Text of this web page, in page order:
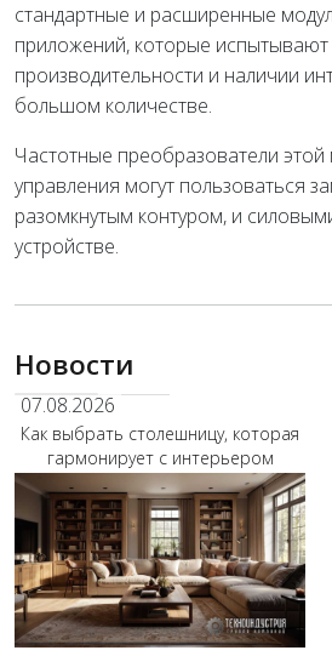
стандартные и расширенные
приложений, которые испытывают
производительности и наличии
большом количестве.
Частотные преобразователи этой
управления могут пользоваться
разомкнутым контуром, и
устройстве.
Новости
07.08.2026
Как выбрать столешницу, которая
гармонирует с интерьером